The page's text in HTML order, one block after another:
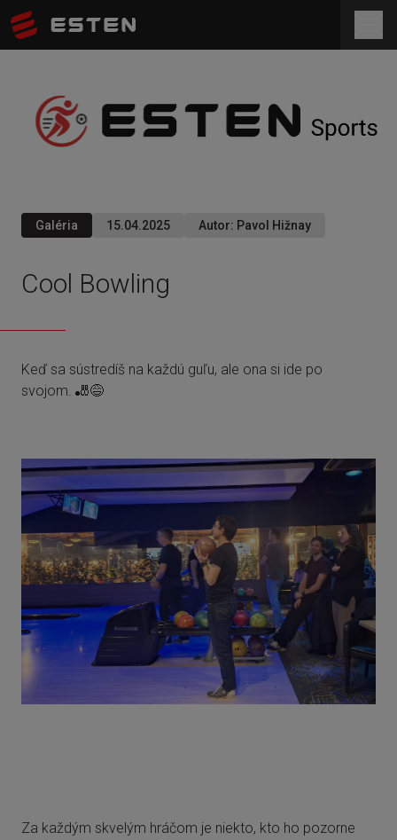
Galéria 15.04.2025 Autor: Pavol Hižnay
Cool Bowling
Keď sa sústredíš na každú guľu, ale ona si ide po
svojom. 🎳😅
Za každým skvelým hráčom je niekto, kto ho pozorne